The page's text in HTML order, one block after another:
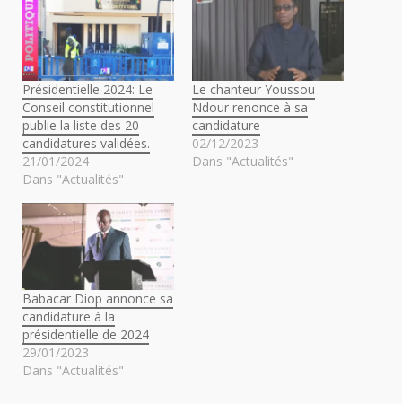
Présidentielle 2024: Le
Conseil constitutionnel
publie la liste des 20
candidatures validées.
21/01/2024
Dans "Actualités"
Le chanteur Youssou
Ndour renonce à sa
candidature
02/12/2023
Dans "Actualités"
Babacar Diop annonce sa
candidature à la
présidentielle de 2024
29/01/2023
Dans "Actualités"